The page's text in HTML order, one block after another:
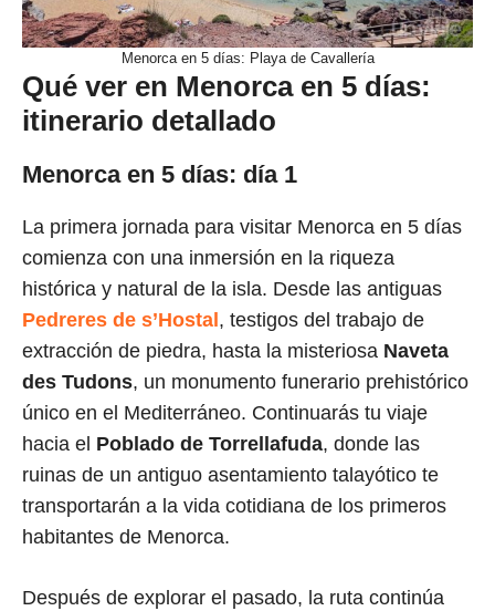
Menorca en 5 días: Playa de Cavallería
Qué ver en Menorca en 5 días:
itinerario detallado
Menorca en 5 días: día 1
La primera jornada para visitar Menorca en 5 días
comienza con una inmersión en la riqueza
histórica y natural de la isla. Desde las antiguas
Pedreres de s’Hostal , testigos del trabajo de
extracción de piedra, hasta la misteriosa Naveta
des Tudons, un monumento funerario prehistórico
único en el Mediterráneo. Continuarás tu viaje
hacia el Poblado de Torrellafuda, donde las
ruinas de un antiguo asentamiento talayótico te
transportarán a la vida cotidiana de los primeros
habitantes de Menorca.
Después de explorar el pasado, la ruta continúa